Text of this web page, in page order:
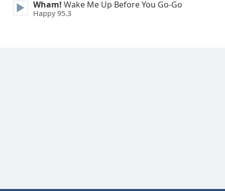
Wham! Wake Me Up Before You Go-Go
Happy 95.3